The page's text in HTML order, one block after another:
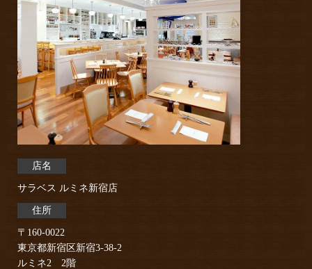
店名
サラベス ルミネ新宿店
住所
〒160-0022
東京都新宿区新宿3-38-2
ルミネ2 2階